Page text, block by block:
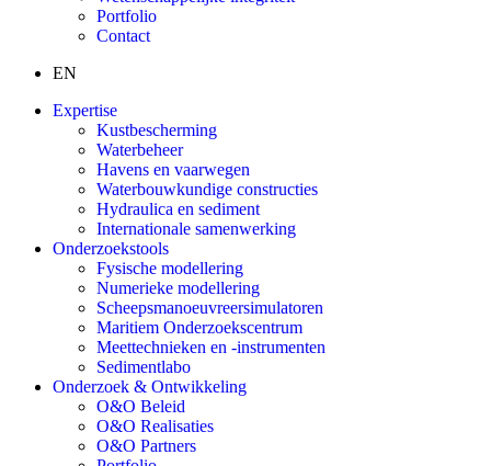
Portfolio
Contact
EN
Expertise
Kustbescherming
Waterbeheer
Havens en vaarwegen
Waterbouwkundige constructies
Hydraulica en sediment
Internationale samenwerking
Onderzoekstools
Fysische modellering
Numerieke modellering
Scheepsmanoeuvreersimulatoren
Maritiem Onderzoekscentrum
Meettechnieken en -instrumenten
Sedimentlabo
Onderzoek & Ontwikkeling
O&O Beleid
O&O Realisaties
O&O Partners